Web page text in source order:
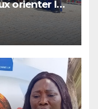
orienter les